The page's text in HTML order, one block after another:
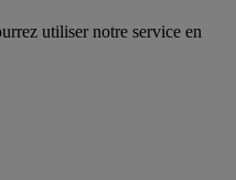
utiliser notre service en